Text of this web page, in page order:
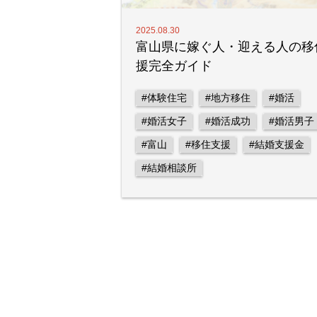
2025.08.30
富山県に嫁ぐ人・迎える人の移
援完全ガイド
#体験住宅 #地方移住 #婚活
#婚活女子 #婚活成功 #婚活男子
#富山 #移住支援 #結婚支援金
#結婚相談所